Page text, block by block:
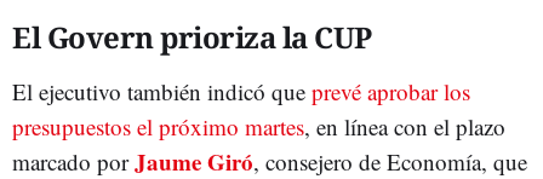
El Govern prioriza la CUP
El ejecutivo también indicó que prevé aprobar los
presupuestos el próximo martes, en línea con el plazo
marcado porJaume Giró, consejero de Economía, que